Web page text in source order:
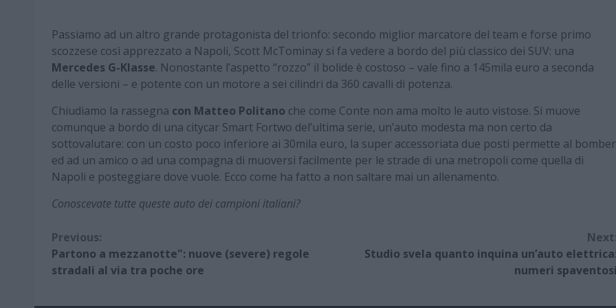
Passiamo ad un altro grande protagonista del trionfo: secondo miglior marcatore del team e forse primo
scozzese così apprezzato a Napoli, Scott McTominay si fa vedere a bordo del più classico dei SUV: una
Mercedes G-Klasse. Nonostante l’aspetto “rozzo” il bolide è costoso – vale fino a 145mila euro a seconda
delle versioni – e potente con un motore a sei cilindri da 360 cavalli di potenza.
Chiudiamo la rassegna con Matteo Politano che come Conte non ama molto le auto vistose. Si muove
comunque a bordo di una citycar Smart Fortwo del’ultima serie, un’auto modesta ma non certo da
sottovalutare: con un costo poco inferiore ai 30mila euro, la super accessoriata due posti permette al bomber
ed ad un amico o ad una compagna di muoversi facilmente per le strade di una metropoli come quella di
Napoli e posteggiare dove vuole. Ecco come ha fatto a non saltare mai un allenamento.
Conoscevate tutte queste auto dei campioni italiani?
Continue
Reading
Previous:
Partono a mezzanotte": nuove (severe) regole
stradali al via tra poche ore
Next:
Studio svela quanto inquina un’auto elettrica:
numeri spaventosi